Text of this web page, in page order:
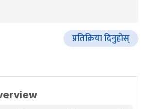
प्रतिक्रिया दिनुहोस्